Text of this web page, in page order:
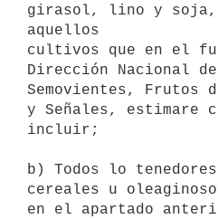
girasol, lino y soja,
aquellos
cultivos que en el
Dirección Nacional
Semovientes, Frutos
y Señales, estimare
incluir;
b) Todos lo
cereales u
en el apartado